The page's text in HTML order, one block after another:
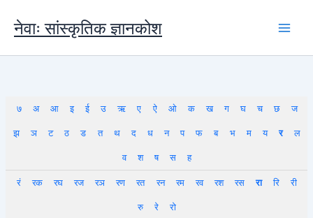
content
नेवाः सांस्कृतिक ज्ञानकोश
७ अ आ इ ई उ ऋ ए ऐ ओ क ख ग घ च छ
ज
झ
ञ ट ठ ड त थ द ध न प फ ब भ म य र
ल
व
श ष स
ह
रं
रक रघ रज रञ रण रत रन रम रव रश रस रा रि
री
रु
रे
रो